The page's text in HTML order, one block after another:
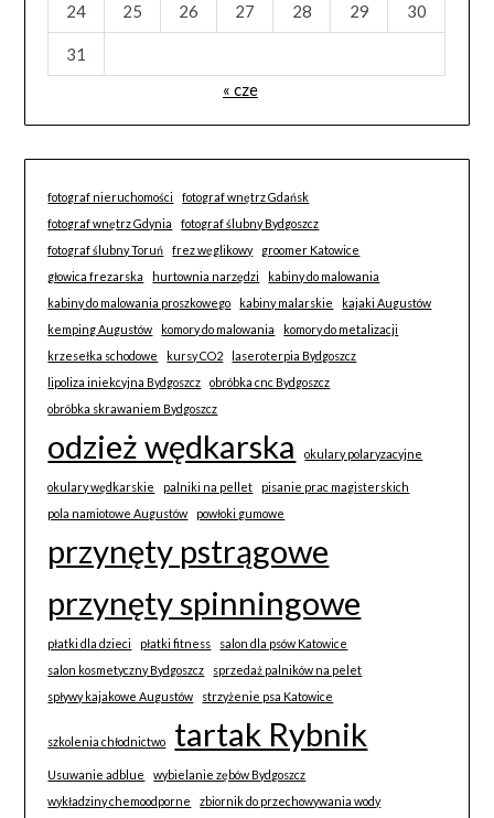
24 25 26 27 28 29 30
31
« cze
fotograf nieruchomości
fotograf wnętrz Gdańsk
fotograf wnętrz Gdynia
fotograf ślubny Bydgoszcz
fotograf ślubny Toruń
frez węglikowy
groomer Katowice
głowica frezarska
hurtownia narzędzi
kabiny do malowania
kabiny do malowania proszkowego
kabiny malarskie
kajaki Augustów
kemping Augustów
komory do malowania
komory do metalizacji
krzesełka schodowe
kursy CO2
laseroterpia Bydgoszcz
lipoliza iniekcyjna Bydgoszcz
obróbka cnc Bydgoszcz
obróbka skrawaniem Bydgoszcz
odzież wędkarska okulary polaryzacyjne
okulary wędkarskie palniki na pellet
pisanie prac magisterskich
pola namiotowe Augustów
powłoki gumowe
przynęty pstrągowe
przynęty spinningowe
płatki dla dzieci płatki fitness
salon dla psów Katowice
salon kosmetyczny Bydgoszcz
sprzedaż palników na pelet
spływy kajakowe Augustów
strzyżenie psa Katowice
szkolenia chłodnictwo tartak Rybnik
Usuwanie adblue
wybielanie zębów Bydgoszcz
wykładziny chemoodporne
zbiornik do przechowywania wody